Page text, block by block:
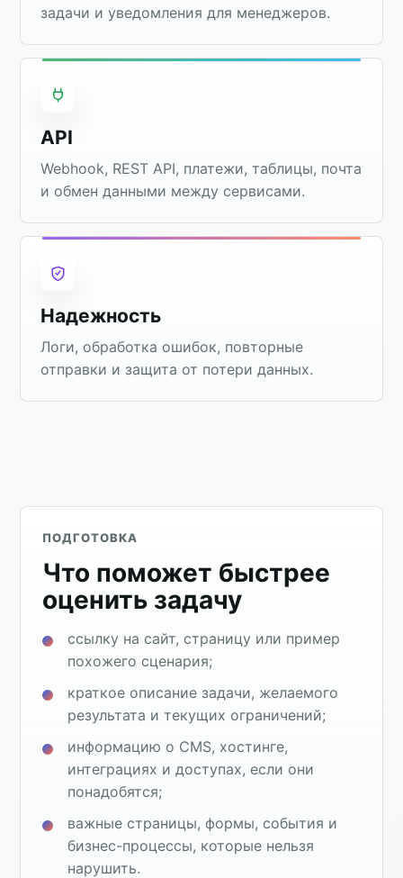
задачи и уведомления для менеджеров.
API
Webhook, REST API, платежи, таблицы, почта
и обмен данными между сервисами.
Надежность
Логи, обработка ошибок, повторные
отправки и защита от потери данных.
ПОДГОТОВКА
Что поможет быстрее
оценить задачу
ссылку на сайт, страницу или пример
похожего сценария;
краткое описание задачи, желаемого
результата и текущих ограничений;
информацию о CMS, хостинге,
интеграциях и доступах, если они
понадобятся;
важные страницы, формы, события и
бизнес-процессы, которые нельзя
нарушить.